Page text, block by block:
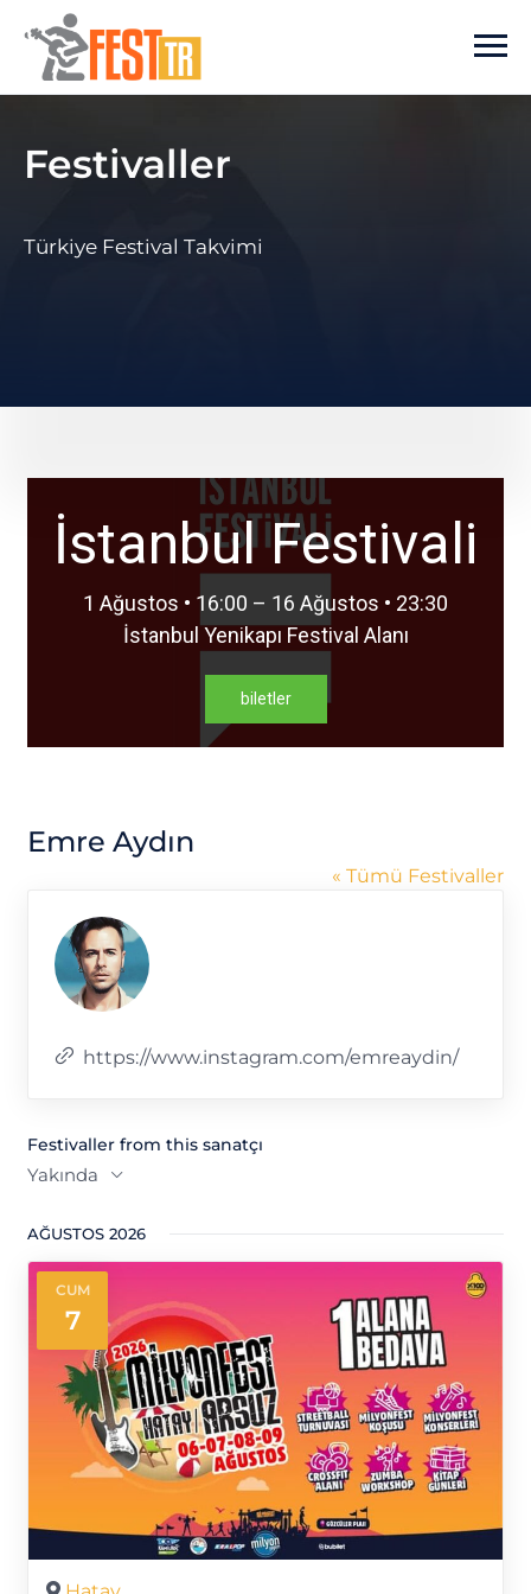
Ana içeriğe atla
Festivaller
Türkiye Festival Takvimi
İstanbul Festivali
1 Ağustos • 16:00 – 16 Ağustos • 23:30
İstanbul Yenikapı Festival Alanı
biletler
Emre Aydın
« Tümü Festivaller
Web
https://www.instagram.com/emreaydin/
Festivaller from this sanatçı
Yakında
seç.
AĞUSTOS 2026
CUM
7